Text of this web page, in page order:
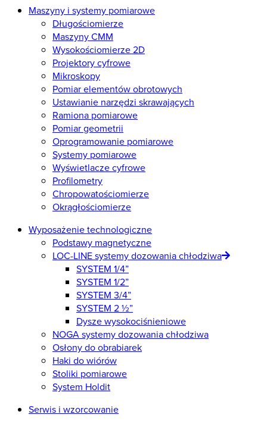
Maszyny i systemy pomiarowe
Długościomierze
Maszyny CMM
Wysokościomierze 2D
Projektory cyfrowe
Mikroskopy
Pomiar elementów obrotowych
Ustawianie narzędzi skrawających
Ramiona pomiarowe
Pomiar geometrii
Oprogramowanie pomiarowe
Systemy pomiarowe
Wyświetlacze cyfrowe
Profilometry
Chropowatościomierze
Okrągłościomierze
Wyposażenie technologiczne
Podstawy magnetyczne
LOC-LINE systemy dozowania chłodziwa
SYSTEM 1/4”
SYSTEM 1/2”
SYSTEM 3/4”
SYSTEM 2 ½”
Dysze wysokociśnieniowe
NOGA systemy dozowania chłodziwa
Osłony do obrabiarek
Haki do wiórów
Stoliki pomiarowe
System Holdit
Serwis i wzorcowanie